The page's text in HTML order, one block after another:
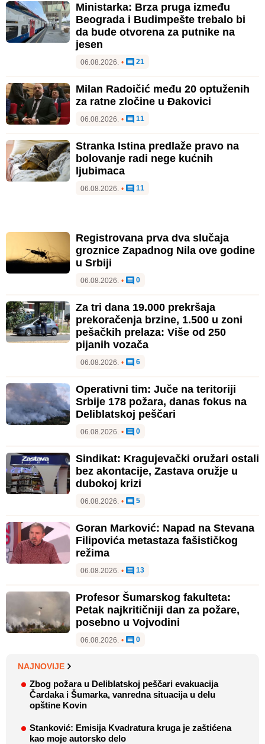
Ministarka: Brza pruga između
Beograda i Budimpešte trebalo bi
da bude otvorena za putnike na
jesen
06.08.2026. • 21
Milan Radoičić među 20 optuženih
za ratne zločine u Đakovici
06.08.2026. • 11
Stranka Istina predlaže pravo na
bolovanje radi nege kućnih
ljubimaca
06.08.2026. • 11
Registrovana prva dva slučaja
groznice Zapadnog Nila ove godine
u Srbiji
06.08.2026. • 0
Za tri dana 19.000 prekršaja
prekoračenja brzine, 1.500 u zoni
pešačkih prelaza: Više od 250
pijanih vozača
06.08.2026. • 6
Operativni tim: Juče na teritoriji
Srbije 178 požara, danas fokus na
Deliblatskoj peščari
06.08.2026. • 0
Sindikat: Kragujevački oružari ostali
bez akontacije, Zastava oružje u
dubokoj krizi
06.08.2026. • 5
Goran Marković: Napad na Stevana
Filipovića metastaza fašističkog
režima
06.08.2026. • 13
Profesor Šumarskog fakulteta:
Petak najkritičniji dan za požare,
posebno u Vojvodini
06.08.2026. • 0
NAJNOVIJE
Zbog požara u Deliblatskoj peščari evakuacija
Čardaka i Šumarka, vanredna situacija u delu
opštine Kovin
Stanković: Emisija Kvadratura kruga je zaštićena
kao moje autorsko delo